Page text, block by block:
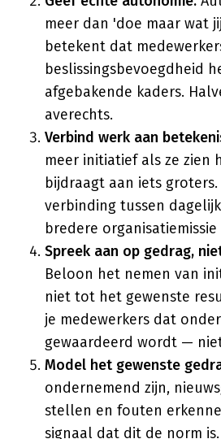
meer dan 'doe maar wat
betekent dat
beslissingsbevoegdheid
afgebakende kaders.
averechts.
Verbind werk aan
meer initiatief als ze zien
bijdraagt aan iets groters.
verbinding tussen
bredere
Spreek aan op gedrag,
Beloon het nemen van
niet tot het gewenste
je medewerkers dat
gewaardeerd wordt —
Model het gewenste
ondernemend zijn,
stellen en fouten
signaal dat dit de norm